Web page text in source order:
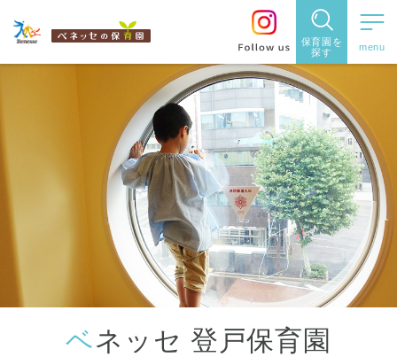
保育園を
探す
保育園を探す
住所・駅
名から探
す
都道府県
ベネッセ 登戸保育園